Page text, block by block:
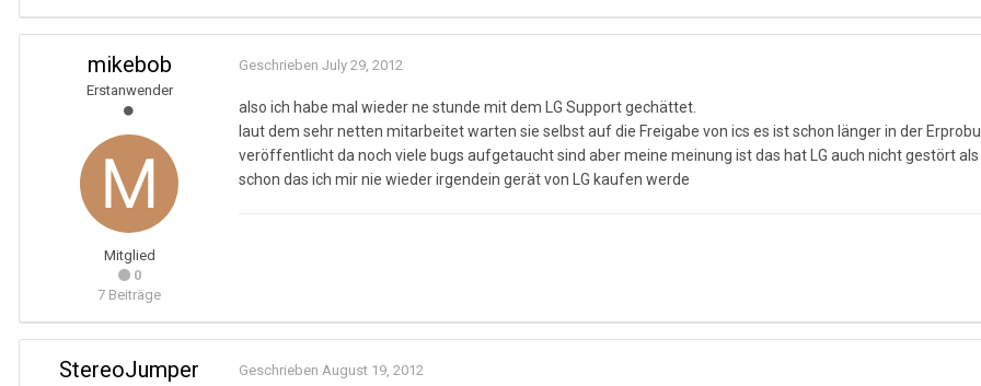
mikebob
Erstanwender
Mitglied
0
7 Beiträge
Geschrieben July 29, 2012
also ich habe mal wieder ne stunde mit dem LG Support gechättet.
laut dem sehr netten mitarbeitet warten sie selbst auf die Freigabe von ics es ist schon länger in der
veröffentlicht da noch viele bugs aufgetaucht sind aber meine meinung ist das hat LG auch nicht gestört
schon das ich mir nie wieder irgendein gerät von LG kaufen werde
StereoJumper Geschrieben August 19, 2012